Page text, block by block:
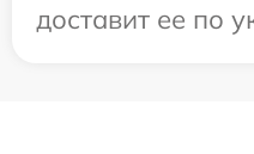
доставит ее по